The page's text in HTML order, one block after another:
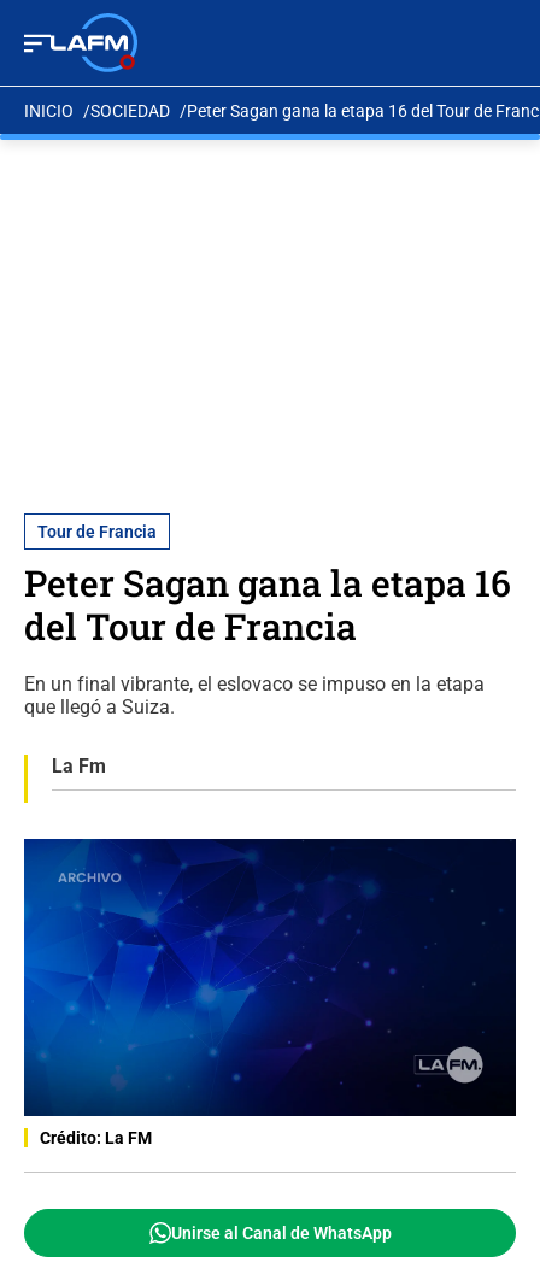
INICIO SOCIEDAD Peter Sagan gana la etapa 16 del Tour de
Tour de Francia
Peter Sagan gana la etapa 16
del Tour de Francia
En un final vibrante, el eslovaco se impuso en la etapa
que llegó a Suiza.
La Fm
Crédito: La FM
Unirse al Canal de WhatsApp